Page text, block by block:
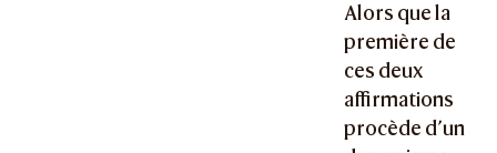
Alors que la
première de
ces deux
affirmations
procède d’un